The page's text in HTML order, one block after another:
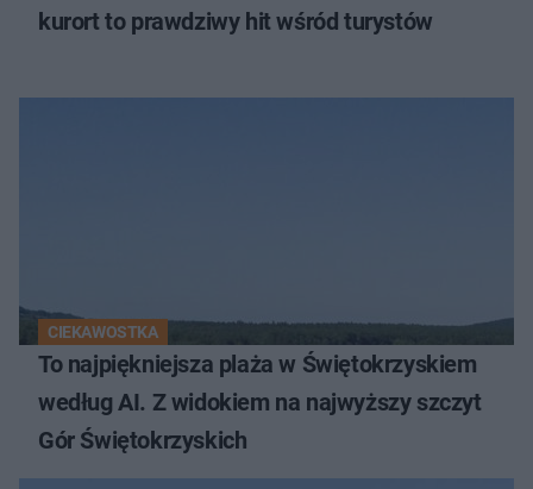
kurort to prawdziwy hit wśród turystów
CIEKAWOSTKA
To najpiękniejsza plaża w Świętokrzyskiem
według AI. Z widokiem na najwyższy szczyt
Gór Świętokrzyskich